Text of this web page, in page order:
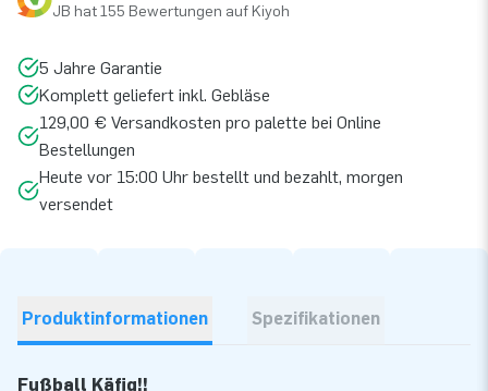
JB hat 155 Bewertungen auf Kiyoh
5 Jahre Garantie
Komplett geliefert inkl. Gebläse
129,00 € Versandkosten pro palette bei Online
Bestellungen
Heute vor 15:00 Uhr bestellt und bezahlt, morgen
versendet
Produktinformationen Spezifikationen
Fußball Käfig!!